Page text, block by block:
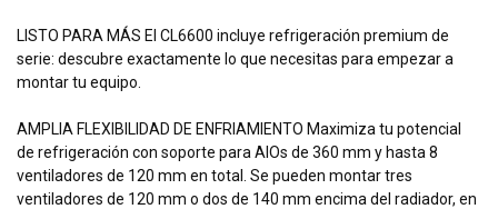
LISTO PARA MÁS El CL6600 incluye refrigeración premium de
serie: descubre exactamente lo que necesitas para empezar a
montar tu equipo.
AMPLIA FLEXIBILIDAD DE ENFRIAMIENTO Maximiza tu potencial
de refrigeración con soporte para AIOs de 360 mm y hasta 8
ventiladores de 120 mm en total. Se pueden montar tres
ventiladores de 120 mm o dos de 140 mm encima del radiador, en